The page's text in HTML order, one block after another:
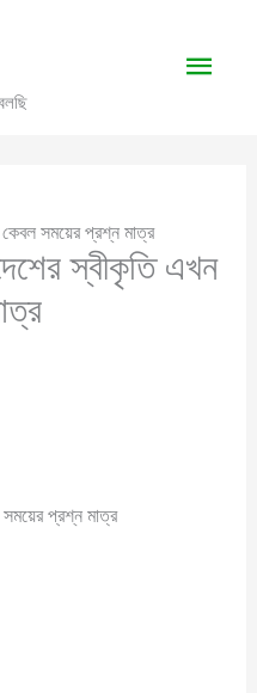
Main
সময়ের প্রশ্ন মাত্র
স্বীকৃতি এখন
সময়ের প্রশ্ন মাত্র